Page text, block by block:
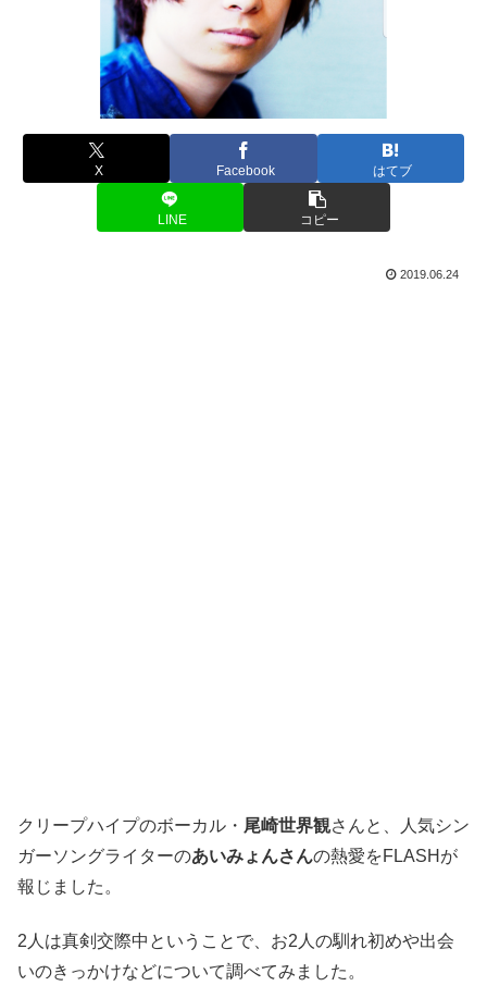
X Facebook はてブ
LINE コピー
2019.06.24
クリープハイプのボーカル・ 尾崎世界観さんと、人気シン
ガーソングライターのあいみょんさんの熱愛をFLASHが
報じました。
2人は真剣交際中ということで、お2人の馴れ初めや出会
いのきっかけなどについて調べてみました。